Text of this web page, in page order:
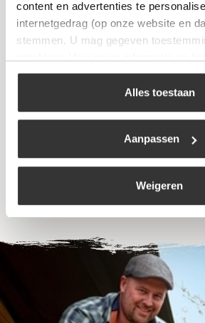
content en advertenties te
internetgedrag (op onze website en
stemmen. U mag gegeven
uw keuze op onze website verwijzen
Alles toestaan
Aanpassen
Weigeren
€8,99